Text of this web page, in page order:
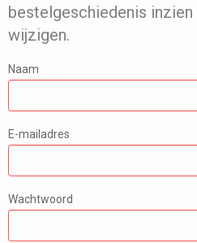
bestelgeschiedenis
wijzigen.
Naam
E-mailadres
Wachtwoord